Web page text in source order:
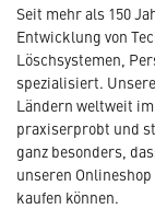
Seit mehr als 150
Entwicklung von
Löschsystemen,
spezialisiert.
Ländern weltweit
praxiserprobt und
ganz besonders,
unseren
kaufen können.